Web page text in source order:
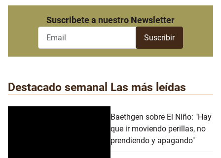
Suscribete a nuestro Newsletter
Destacado semanal Las más leídas
Baethgen sobre El Niño: "Hay
que ir moviendo perillas, no
prendiendo y apagando"